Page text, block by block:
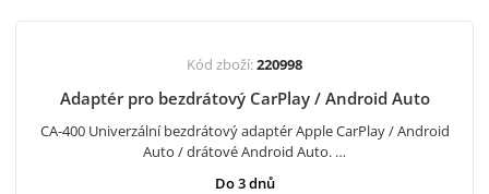
Kód zboží:220998
Adaptér pro bezdrátový CarPlay / Android Auto
CA-400 Univerzální bezdrátový adaptér Apple CarPlay / Android
Auto / drátové Android Auto. …
Do 3 dnů